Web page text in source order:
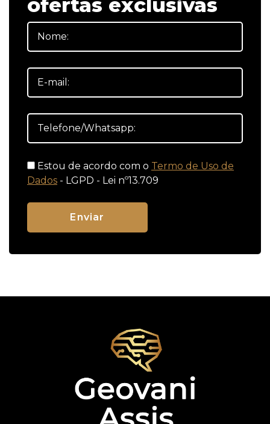
ofertas exclusivas
Estou de acordo com o Termo de Uso de
Dados - LGPD - Lei nº13.709